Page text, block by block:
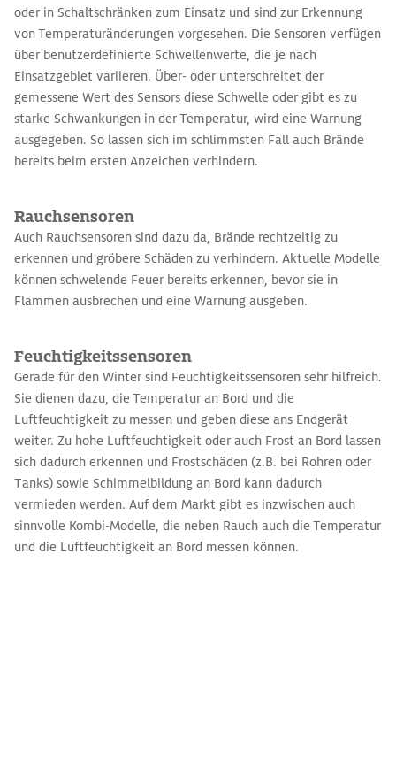
oder in Schaltschränken zum Einsatz und sind zur Erkennung
von Temperaturänderungen vorgesehen. Die Sensoren verfügen
über benutzerdefinierte Schwellenwerte, die je nach
Einsatzgebiet variieren. Über- oder unterschreitet der
gemessene Wert des Sensors diese Schwelle oder gibt es zu
starke Schwankungen in der Temperatur, wird eine Warnung
ausgegeben. So lassen sich im schlimmsten Fall auch Brände
bereits beim ersten Anzeichen verhindern.
Rauchsensoren
Auch Rauchsensoren sind dazu da, Brände rechtzeitig zu
erkennen und gröbere Schäden zu verhindern. Aktuelle Modelle
können schwelende Feuer bereits erkennen, bevor sie in
Flammen ausbrechen und eine Warnung ausgeben.
Feuchtigkeitssensoren
Gerade für den Winter sind Feuchtigkeitssensoren sehr hilfreich.
Sie dienen dazu, die Temperatur an Bord und die
Luftfeuchtigkeit zu messen und geben diese ans Endgerät
weiter. Zu hohe Luftfeuchtigkeit oder auch Frost an Bord lassen
sich dadurch erkennen und Frostschäden (z.B. bei Rohren oder
Tanks) sowie Schimmelbildung an Bord kann dadurch
vermieden werden. Auf dem Markt gibt es inzwischen auch
sinnvolle Kombi-Modelle, die neben Rauch auch die Temperatur
und die Luftfeuchtigkeit an Bord messen können.